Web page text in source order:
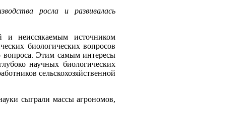
росла и развивалась
и неиссякаемым источником
биологических вопросов
вопроса. Этим самым интересы
научных биологических
сельскохозяйственной
сыграли массы агрономов,